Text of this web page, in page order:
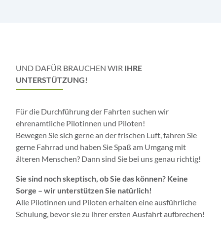
UND DAFÜR BRAUCHEN WIR IHRE
UNTERSTÜTZUNG!
Für die Durchführung der Fahrten suchen wir
ehrenamtliche Pilotinnen und Piloten!
Bewegen Sie sich gerne an der frischen Luft, fahren Sie
gerne Fahrrad und haben Sie Spaß am Umgang mit
älteren Menschen? Dann sind Sie bei uns genau richtig!
Sie sind noch skeptisch, ob Sie das können? Keine
Sorge – wir unterstützen Sie natürlich!
Alle Pilotinnen und Piloten erhalten eine ausführliche
Schulung, bevor sie zu ihrer ersten Ausfahrt aufbrechen!